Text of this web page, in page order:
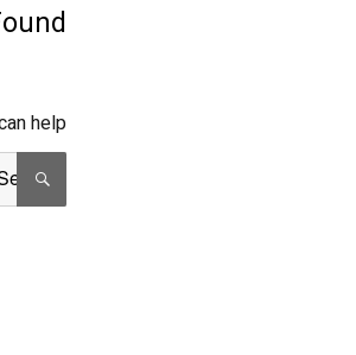
help.
Search
for: